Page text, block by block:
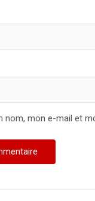
nom, mon e-mail et